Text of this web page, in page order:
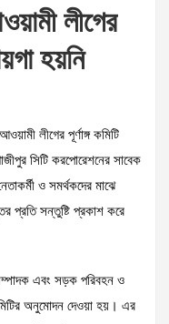
লীগের
হয়নি
লীগের পূর্ণাঙ্গ কমিটি
সিটি করপোরেশনের সাবেক
ও সমর্থকদের মাঝে
প্রতি সন্তুষ্টি প্রকাশ করে
এবং সড়ক পরিবহন ও
অনুমোদন দেওয়া হয়। এর